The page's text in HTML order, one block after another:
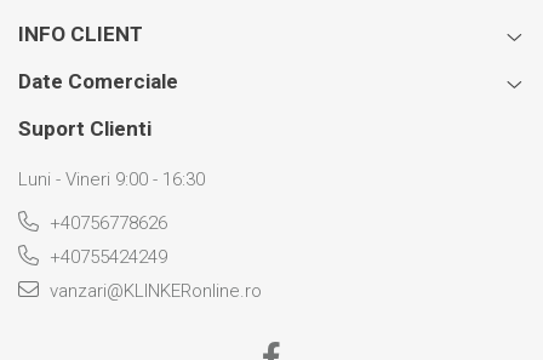
INFO CLIENT
Date Comerciale
Suport Clienti
Luni - Vineri 9:00 - 16:30
+40756778626
+40755424249
vanzari@KLINKERonline.ro